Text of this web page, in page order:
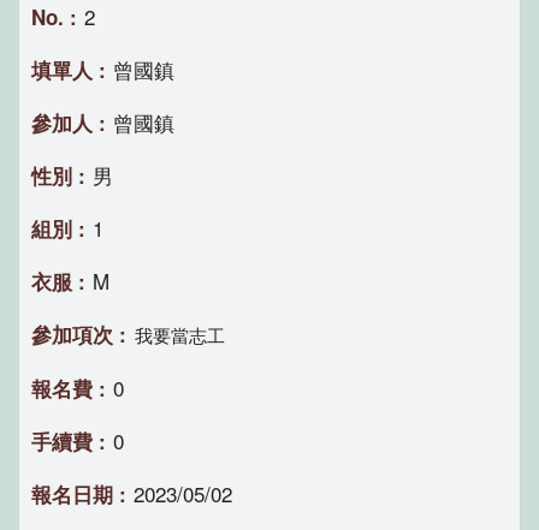
2
曾國鎮
曾國鎮
男
1
M
我要當志工
0
0
2023/05/02